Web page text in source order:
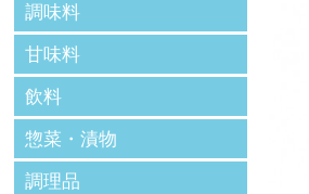
調味料
甘味料
飲料
惣菜・漬物
調理品